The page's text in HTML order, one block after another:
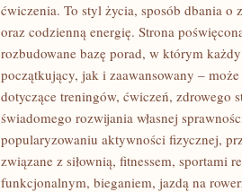
ćwiczenia. To styl życia, sposób dbania o
oraz codzienną energię. Strona
rozbudowane bazę porad, w którym
początkujący, jak i zaawansowany –
dotyczące treningów, ćwiczeń, zdrowego
świadomego rozwijania własnej
popularyzowaniu aktywności fizycznej,
związane z siłownią, fitnessem, sportami
funkcjonalnym, bieganiem, jazdą na